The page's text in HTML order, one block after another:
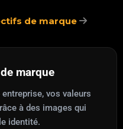
de marque
marque
vos valeurs
à des images qui
identité.